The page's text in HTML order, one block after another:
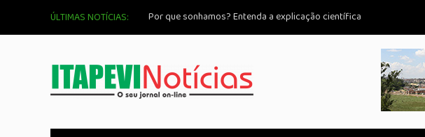
ÚLTIMAS NOTÍCIAS: Por que sonhamos? Entenda a explicação científica